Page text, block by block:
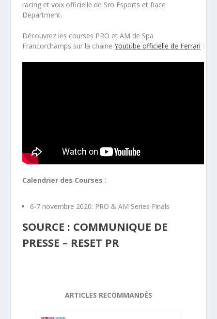
racing et voix officielle de Sro Esports et Race
Department.
Découvrez les courses PRO et AM de Spa
Francorchamps sur la chaineYoutube officielle de Ferrari :
Calendrier des Courses :
6-7 novembre 2020: PRO & AM Series Finals
SOURCE : COMMUNIQUE DE
PRESSE – RESET PR
ARTICLES RECOMMANDÉS